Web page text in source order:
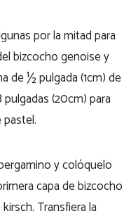
por la mitad para
bizcocho genoise y
de ½ pulgada (1cm) de
(20cm) para
y colóquelo
capa de bizcocho
Transfiera la